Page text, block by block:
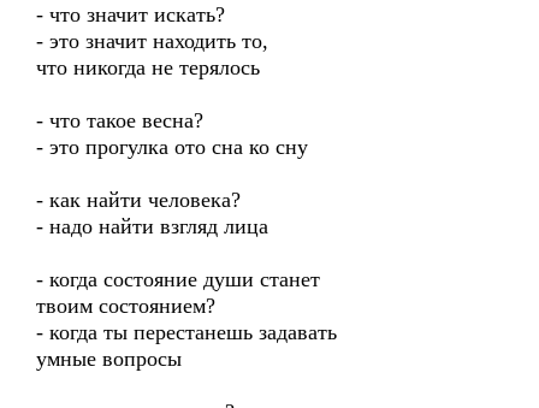
- что значит искать?
- это значит находить то,
что никогда не терялось
- что такое весна?
- это прогулка ото сна ко сну
- как найти человека?
- надо найти взгляд лица
- когда состояние души станет
твоим состоянием?
- когда ты перестанешь задавать
умные вопросы